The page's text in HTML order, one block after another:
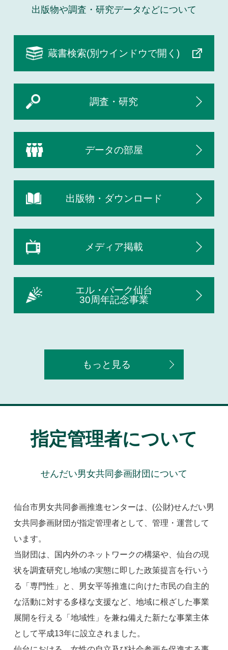
出版物や調査・研究データなどについて
蔵書検索(別ウインドウで開く)
調査・研究
データの部屋
出版物・ダウンロード
メディア掲載
エル・パーク仙台
30周年記念事業
もっと見る
指定管理者について
せんだい男女共同参画財団について
仙台市男女共同参画推進センターは、(公財)せんだい男
女共同参画財団が指定管理者として、管理・運営して
います。
当財団は、国内外のネットワークの構築や、仙台の現
状を調査研究し地域の実態に即した政策提言を行いう
る「専門性」と、男女平等推進に向けた市民の自主的
な活動に対する多様な支援など、地域に根ざした事業
展開を行える「地域性」を兼ね備えた新たな事業主体
として平成13年に設立されました。